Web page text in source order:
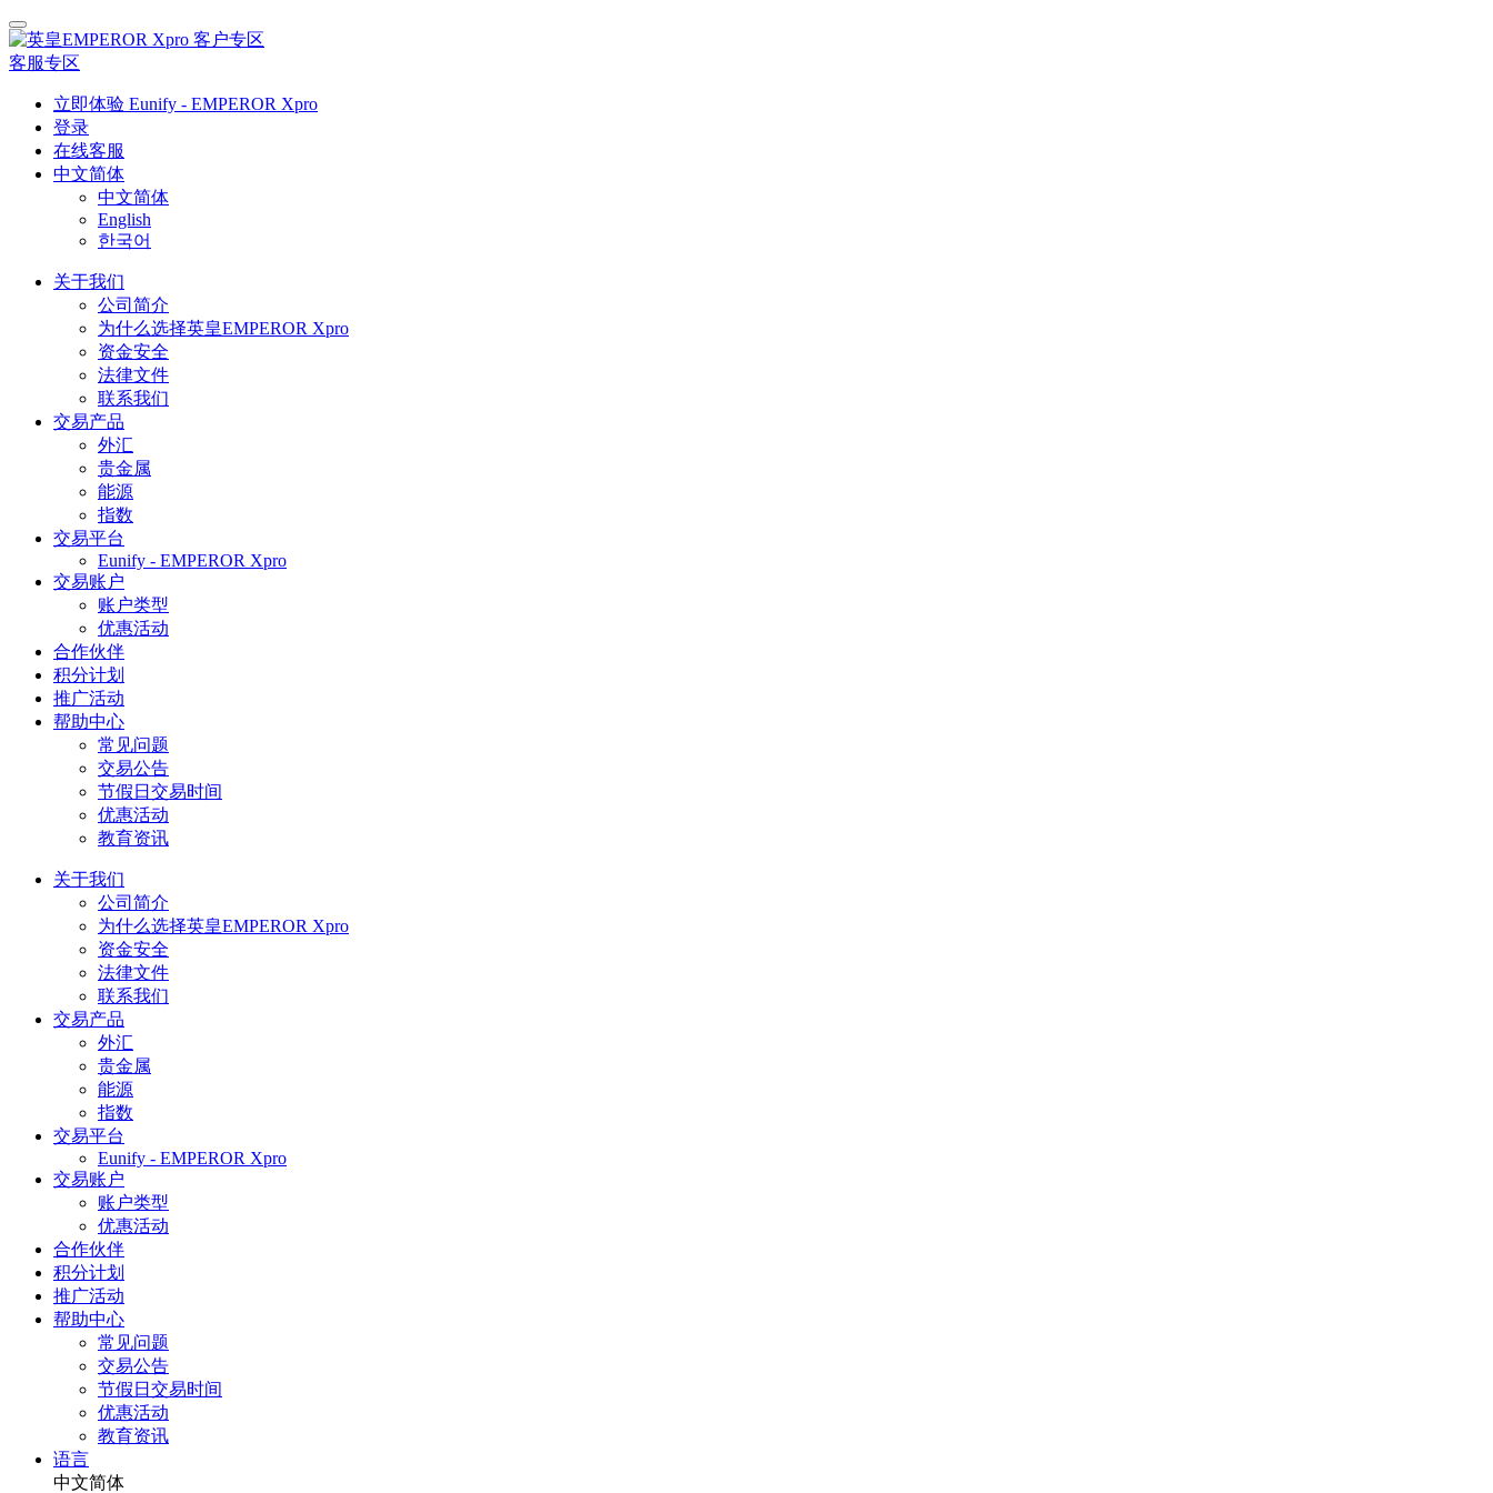
客户专区
客服专区
立即体验 Eunify - EMPEROR Xpro
登录
在线客服
中文简体
中文简体
English
한국어
关于我们
公司简介
为什么选择英皇EMPEROR Xpro
资金安全
法律文件
联系我们
交易产品
外汇
贵金属
能源
指数
交易平台
Eunify - EMPEROR Xpro
交易账户
账户类型
优惠活动
合作伙伴
积分计划
推广活动
帮助中心
常见问题
交易公告
节假日交易时间
优惠活动
教育资讯
关于我们
公司简介
为什么选择英皇EMPEROR Xpro
资金安全
法律文件
联系我们
交易产品
外汇
贵金属
能源
指数
交易平台
Eunify - EMPEROR Xpro
交易账户
账户类型
优惠活动
合作伙伴
积分计划
推广活动
帮助中心
常见问题
交易公告
节假日交易时间
优惠活动
教育资讯
语言
中文简体